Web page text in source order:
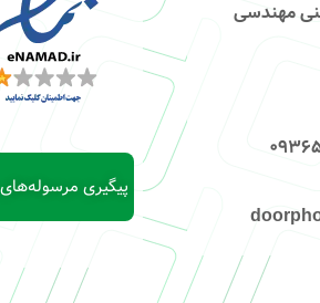
۱۹ ، پلاک ۲ ، فنی مهندسی
پیگیری